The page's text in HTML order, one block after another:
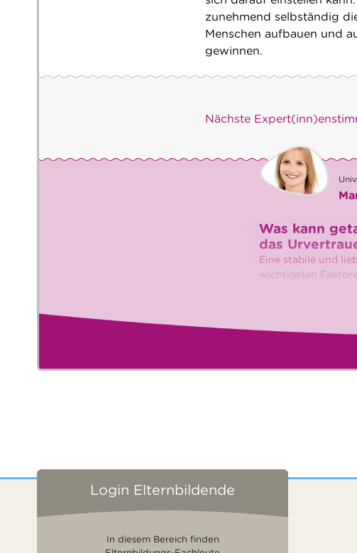
zunehmend selbständig
Menschen aufbauen und
gewinnen.
Nächste
Was kann
das
Eine stabile und
wichtigsten
Login Elternbildende
In diesem Bereich finden